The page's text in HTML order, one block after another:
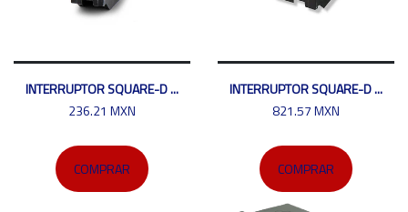
INTERRUPTOR SQUARE-D ...
236.21 MXN
COMPRAR
INTERRUPTOR SQUARE-D ...
821.57 MXN
COMPRAR